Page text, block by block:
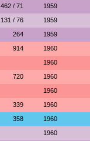
462 / 71 1959
131 / 76 1959
264 1959
914 1960
1960
720 1960
1960
339 1960
358 1960
1960